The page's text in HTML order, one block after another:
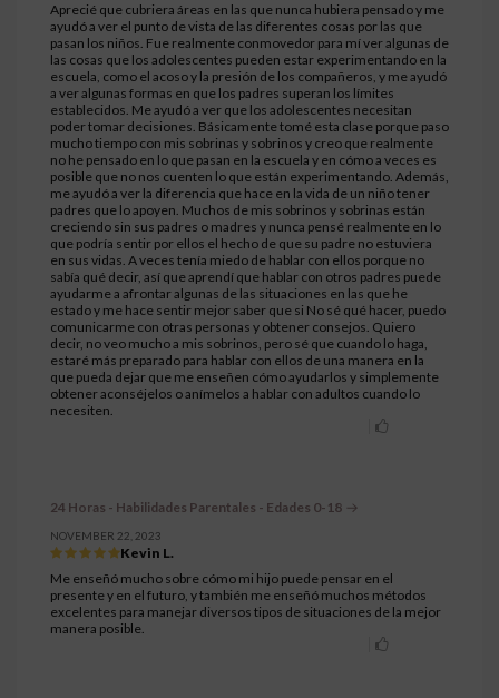
Aprecié que cubriera áreas en las que nunca hubiera pensado y me
ayudó a ver el punto de vista de las diferentes cosas por las que
pasan los niños. Fue realmente conmovedor para mí ver algunas de
las cosas que los adolescentes pueden estar experimentando en la
escuela, como el acoso y la presión de los compañeros, y me ayudó
a ver algunas formas en que los padres superan los límites
establecidos. Me ayudó a ver que los adolescentes necesitan
poder tomar decisiones. Básicamente tomé esta clase porque paso
mucho tiempo con mis sobrinas y sobrinos y creo que realmente
no he pensado en lo que pasan en la escuela y en cómo a veces es
posible que no nos cuenten lo que están experimentando. Además,
me ayudó a ver la diferencia que hace en la vida de un niño tener
padres que lo apoyen. Muchos de mis sobrinos y sobrinas están
creciendo sin sus padres o madres y nunca pensé realmente en lo
que podría sentir por ellos el hecho de que su padre no estuviera
en sus vidas. A veces tenía miedo de hablar con ellos porque no
sabía qué decir, así que aprendí que hablar con otros padres puede
ayudarme a afrontar algunas de las situaciones en las que he
estado y me hace sentir mejor saber que si No sé qué hacer, puedo
comunicarme con otras personas y obtener consejos. Quiero
decir, no veo mucho a mis sobrinos, pero sé que cuando lo haga,
estaré más preparado para hablar con ellos de una manera en la
que pueda dejar que me enseñen cómo ayudarlos y simplemente
obtener aconséjelos o anímelos a hablar con adultos cuando lo
necesiten.
24 Horas - Habilidades Parentales - Edades 0-18
NOVEMBER 22, 2023
Kevin L.
Me enseñó mucho sobre cómo mi hijo puede pensar en el
presente y en el futuro, y también me enseñó muchos métodos
excelentes para manejar diversos tipos de situaciones de la mejor
manera posible.